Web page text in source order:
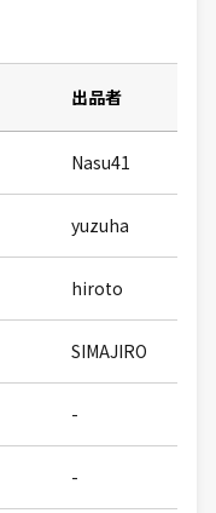
出品者
Nasu41
yuzuha
hiroto
SIMAJIRO
-
-